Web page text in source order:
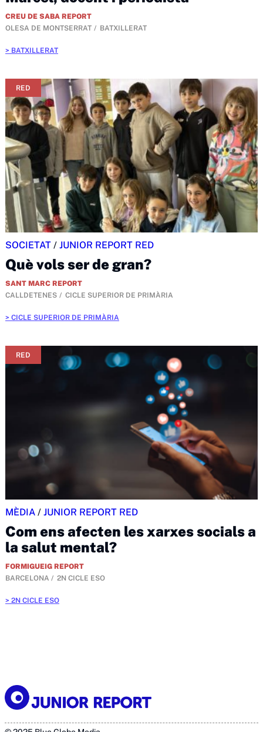
CREU DE SABA REPORT
OLESA DE MONTSERRAT
BATXILLERAT
BATXILLERAT
RED
SOCIETAT / JUNIOR REPORT RED
Què vols ser de gran?
SANT MARC REPORT
CALLDETENES
CICLE SUPERIOR DE PRIMÀRIA
CICLE SUPERIOR DE PRIMÀRIA
RED
MÈDIA / JUNIOR REPORT RED
Com ens afecten les xarxes socials a
la salut mental?
FORMIGUEIG REPORT
BARCELONA
2N CICLE ESO
2N CICLE ESO